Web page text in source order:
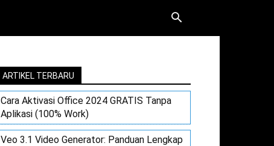
ARTIKEL TERBARU
Cara Aktivasi Office 2024 GRATIS Tanpa
Aplikasi (100% Work)
Veo 3.1 Video Generator: Panduan Lengkap